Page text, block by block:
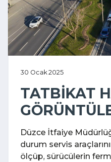
30 Ocak 2025
TATBİKAT
Düzce İtfaiye
durum servis
ölçüp, sürücülerin